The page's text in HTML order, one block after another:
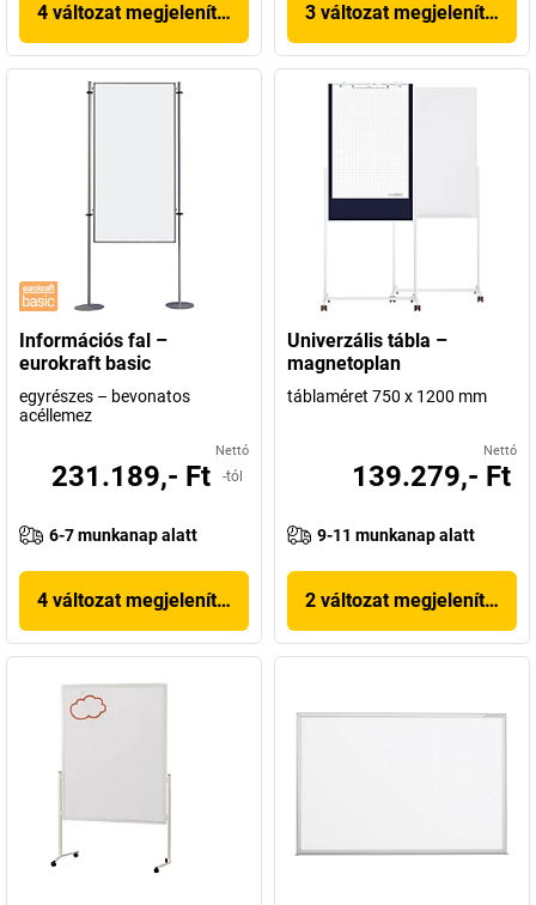
4 változat megjelenítése 3 változat megjelenítése
Információs fal –
eurokraft basic
egyrészes – bevonatos
acéllemez
Nettó
231.189,- Ft -tól
6-7 munkanap alatt
4 változat megjelenítése
Univerzális tábla –
magnetoplan
táblaméret 750 x 1200 mm
Nettó
139.279,- Ft
9-11 munkanap alatt
2 változat megjelenítése